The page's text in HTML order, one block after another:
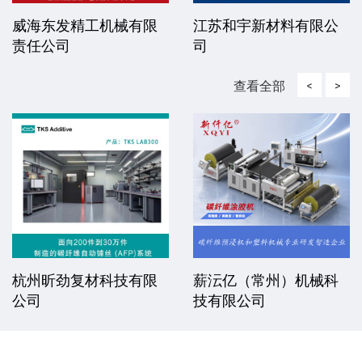
威海东发精工机械有限
责任公司
江苏和宇新材料有限公
司
查看全部 <
杭州昕劲复材科技有限
公司
薪沄亿（常州）机械科
技有限公司
>